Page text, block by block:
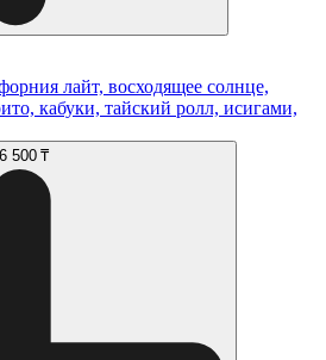
лайт, восходящее солнце,
кабуки, тайский ролл, исигами,
500 ₸